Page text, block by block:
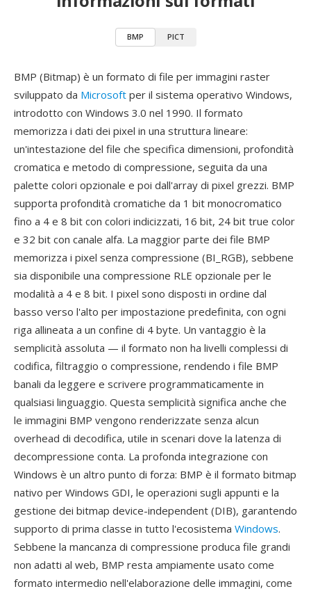
BMP PICT
BMP (Bitmap) è un formato di file per immagini raster
sviluppato da Microsoft per il sistema operativo Windows,
introdotto con Windows 3.0 nel 1990. Il formato
memorizza i dati dei pixel in una struttura lineare:
un'intestazione del file che specifica dimensioni, profondità
cromatica e metodo di compressione, seguita da una
palette colori opzionale e poi dall'array di pixel grezzi. BMP
supporta profondità cromatiche da 1 bit monocromatico
fino a 4 e 8 bit con colori indicizzati, 16 bit, 24 bit true color
e 32 bit con canale alfa. La maggior parte dei file BMP
memorizza i pixel senza compressione (BI_RGB), sebbene
sia disponibile una compressione RLE opzionale per le
modalità a 4 e 8 bit. I pixel sono disposti in ordine dal
basso verso l'alto per impostazione predefinita, con ogni
riga allineata a un confine di 4 byte. Un vantaggio è la
semplicità assoluta — il formato non ha livelli complessi di
codifica, filtraggio o compressione, rendendo i file BMP
banali da leggere e scrivere programmaticamente in
qualsiasi linguaggio. Questa semplicità significa anche che
le immagini BMP vengono renderizzate senza alcun
overhead di decodifica, utile in scenari dove la latenza di
decompressione conta. La profonda integrazione con
Windows è un altro punto di forza: BMP è il formato bitmap
nativo per Windows GDI, le operazioni sugli appunti e la
gestione dei bitmap device-independent (DIB), garantendo
supporto di prima classe in tutto l'ecosistema Windows.
Sebbene la mancanza di compressione produca file grandi
non adatti al web, BMP resta ampiamente usato come
formato intermedio nell'elaborazione delle immagini, come